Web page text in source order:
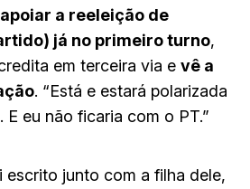
a reeleição de
já no primeiro turno,
em terceira via e vê a
. “Está e estará polarizada
eu não ficaria com o PT.”
escrito junto com a filha dele,